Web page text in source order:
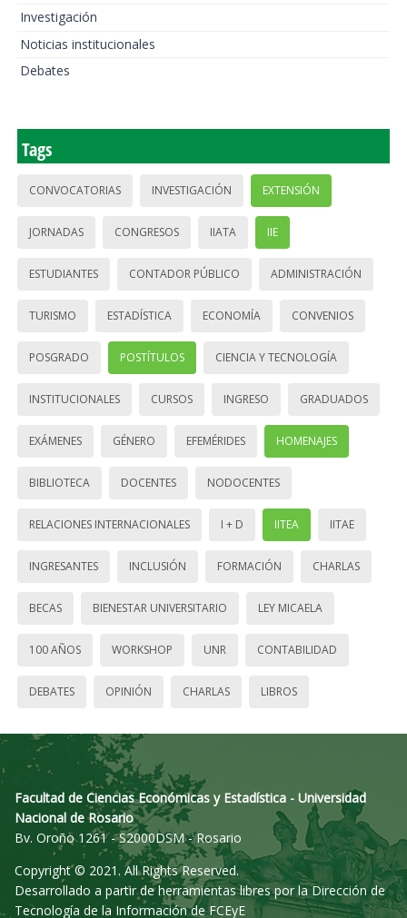
Investigación
Noticias institucionales
Debates
Tags
CONVOCATORIAS INVESTIGACIÓN EXTENSIÓN
JORNADAS CONGRESOS IIATA IIE
ESTUDIANTES CONTADOR PÚBLICO ADMINISTRACIÓN
TURISMO ESTADÍSTICA ECONOMÍA CONVENIOS
POSGRADO POSTÍTULOS CIENCIA Y TECNOLOGÍA
INSTITUCIONALES CURSOS INGRESO GRADUADOS
EXÁMENES GÉNERO EFEMÉRIDES HOMENAJES
BIBLIOTECA DOCENTES NODOCENTES
RELACIONES INTERNACIONALES I + D IITEA IITAE
INGRESANTES INCLUSIÓN FORMACIÓN CHARLAS
BECAS BIENESTAR UNIVERSITARIO LEY MICAELA
100 AÑOS WORKSHOP UNR CONTABILIDAD
DEBATES OPINIÓN CHARLAS LIBROS
Facultad de Ciencias Económicas y Estadística - Universidad
Nacional de Rosario
Bv. Oroño 1261 - S2000DSM - Rosario
Copyright © 2021. All Rights Reserved.
Desarrollado a partir de herramientas libres por la Dirección de
Tecnología de la Información de FCEyE